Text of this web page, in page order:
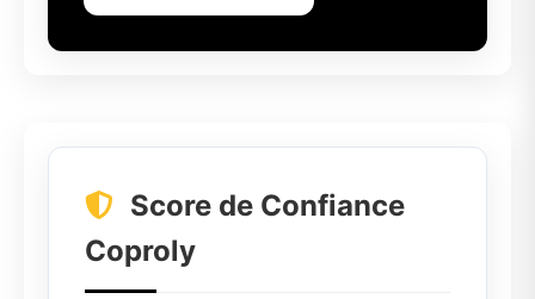
Score de Confiance
Coproly